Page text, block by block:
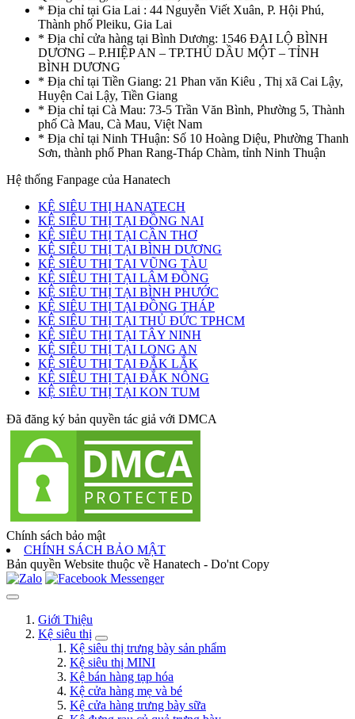
* Địa chỉ tại Gia Lai : 44 Nguyễn Viết Xuân, P. Hội Phú,
Thành phố Pleiku, Gia Lai
* Địa chỉ cửa hàng tại Bình Dương: 1546 ĐẠI LỘ BÌNH
DƯƠNG – P.HIỆP AN – TP.THỦ DẦU MỘT – TỈNH
BÌNH DƯƠNG
* Địa chỉ tại Tiền Giang: 21 Phan văn Kiêu , Thị xã Cai Lậy,
Huyện Cai Lậy, Tiền Giang
* Địa chỉ tại Cà Mau: 73-5 Trần Văn Bình, Phường 5, Thành
phố Cà Mau, Cà Mau, Việt Nam
* Địa chỉ tại Ninh THuận: Số 10 Hoàng Diệu, Phường Thanh
Sơn, thành phố Phan Rang-Tháp Chàm, tỉnh Ninh Thuận
Hệ thống Fanpage của Hanatech
KỆ SIÊU THỊ HANATECH
KỆ SIÊU THỊ TẠI ĐỒNG NAI
KỆ SIÊU THỊ TẠI CẦN THƠ
KỆ SIÊU THỊ TẠI BÌNH DƯƠNG
KỆ SIÊU THỊ TẠI VŨNG TÀU
KỆ SIÊU THỊ TẠI LÂM ĐỒNG
KỆ SIÊU THỊ TẠI BÌNH PHƯỚC
KỆ SIÊU THỊ TẠI ĐỒNG THÁP
KỆ SIÊU THỊ TẠI THỦ ĐỨC TPHCM
KỆ SIÊU THỊ TẠI TÂY NINH
KỆ SIÊU THỊ TẠI LONG AN
KỆ SIÊU THỊ TẠI ĐẮK LẮK
KỆ SIÊU THỊ TẠI ĐẮK NÔNG
KỆ SIÊU THỊ TẠI KON TUM
Đã đăng ký bản quyền tác giả với DMCA
Chính sách bảo mật
CHÍNH SÁCH BẢO MẬT
Bản quyền Website thuộc về Hanatech - Do'nt Copy
Giới Thiệu
Kệ siêu thị
Kệ siêu thị trưng bày sản phẩm
Kệ siêu thị MINI
Kệ bán hàng tạp hóa
Kệ cửa hàng mẹ và bé
Kệ cửa hàng trưng bày sữa